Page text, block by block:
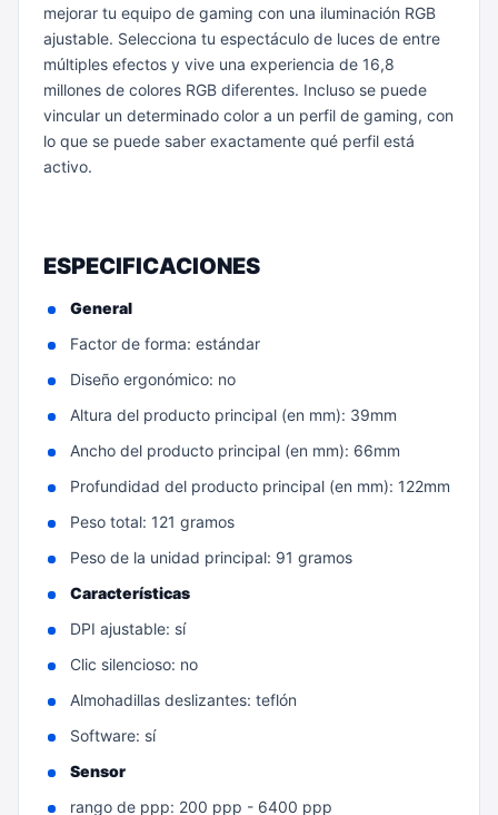
mejorar tu equipo de gaming con una iluminación RGB
ajustable. Selecciona tu espectáculo de luces de entre
múltiples efectos y vive una experiencia de 16,8
millones de colores RGB diferentes. Incluso se puede
vincular un determinado color a un perfil de gaming, con
lo que se puede saber exactamente qué perfil está
activo.
ESPECIFICACIONES
General
Factor de forma: estándar
Diseño ergonómico: no
Altura del producto principal (en mm): 39mm
Ancho del producto principal (en mm): 66mm
Profundidad del producto principal (en mm): 122mm
Peso total: 121 gramos
Peso de la unidad principal: 91 gramos
Características
DPI ajustable: sí
Clic silencioso: no
Almohadillas deslizantes: teflón
Software: sí
Sensor
rango de ppp: 200 ppp - 6400 ppp